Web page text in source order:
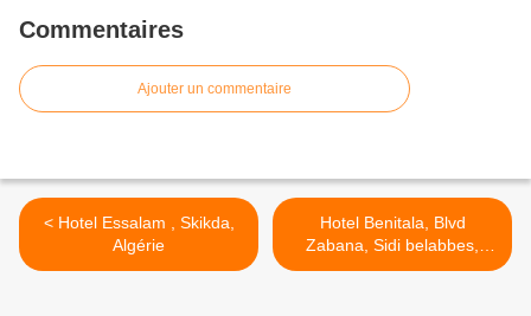
Commentaires
Ajouter un commentaire
< Hotel Essalam , Skikda,
Algérie
Hotel Benitala, Blvd
Zabana, Sidi belabbes,
Algérie >